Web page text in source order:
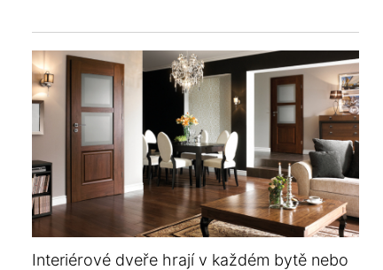
Interiérové dveře hrají v každém bytě nebo